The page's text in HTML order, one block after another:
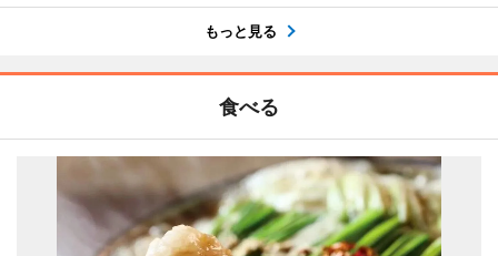
もっと見る
食べる